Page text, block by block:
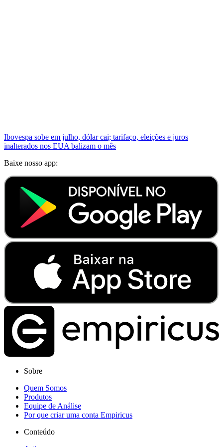
Ibovespa sobe em julho, dólar cai; tarifaço, eleições e juros
inalterados nos EUA balizam o mês
Baixe nosso app:
Sobre
Quem Somos
Produtos
Equipe de Análise
Por que criar uma conta Empiricus
Conteúdo